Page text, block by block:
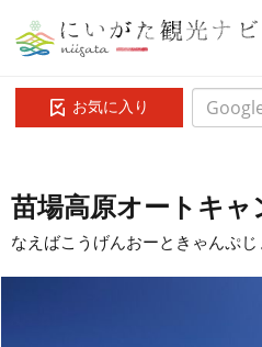
お気に入り
苗場高原オートキャ
なえばこうげんおーときゃんぷじ